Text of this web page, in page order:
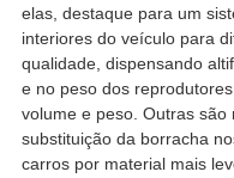
elas, destaque para um
interiores do veículo para
qualidade, dispensando
e no peso dos
volume e peso. Outras
substituição da borracha
carros por material mais